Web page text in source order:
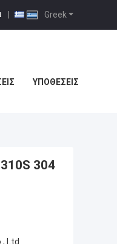
Greek
|
ΥΠΟΘΈΣΕΙΣ
304
Ltd.